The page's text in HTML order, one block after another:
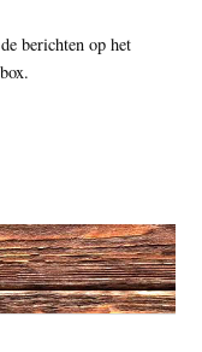
berichten op het